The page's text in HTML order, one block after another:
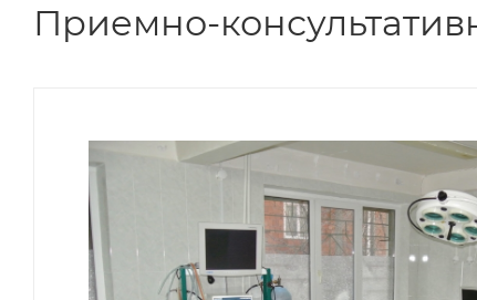
Приемно-